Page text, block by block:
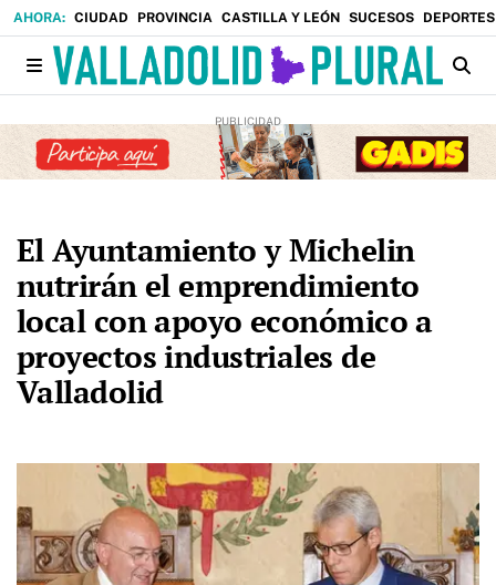
CIUDAD PROVINCIA CASTILLA Y LEÓN SUCESOS DEPORTES
El Ayuntamiento y Michelin
nutrirán el emprendimiento
local con apoyo económico a
proyectos industriales de
Valladolid